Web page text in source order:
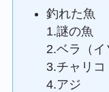
釣れた魚
1.謎の魚
2.ベラ（イ
3.チャリコ
4.アジ